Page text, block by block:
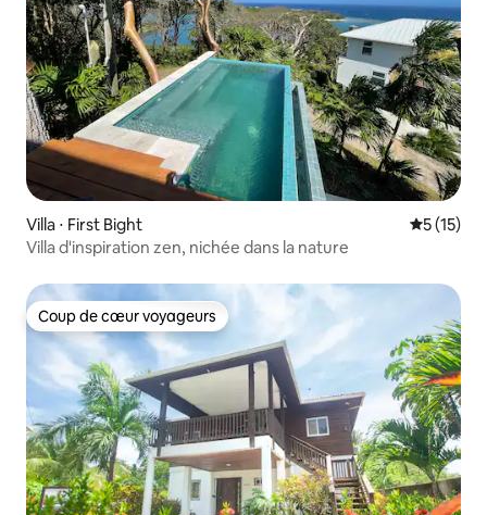
Villa ⋅ First Bight
5 (15)
Villa d'inspiration zen, nichée dans la nature
Coup de cœur voyageurs
Coup de cœur voyageurs